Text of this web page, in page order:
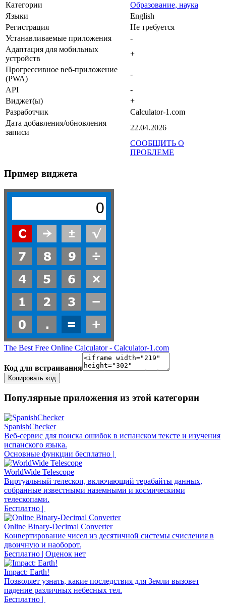
Категории
Образование, наука
Языки
English
Регистрация
Не требуется
Устанавливаемые приложения
-
Адаптация для мобильных
устройств
+
Прогрессивное веб-приложение
(PWA)
-
API
-
Виджет(ы)
+
Разработчик
Calculator-1.com
Дата добавления/обновления
записи
22.04.2026
СООБЩИТЬ О
ПРОБЛЕМЕ
Пример виджета
The Best Free Online Calculator - Calculator-1.com
Код для встраивания
Копировать код
Популярные приложения из этой категории
SpanishChecker
Веб-сервис для поиска ошибок в испанском тексте и изучения
испанского языка.
Основные функции бесплатно |
WorldWide Telescope
Виртуальный телескоп, включающий терабайты данных,
собранные известными наземными и космическими
телескопами.
Бесплатно |
Online Binary-Decimal Converter
Конвертирование чисел из десятичной системы счисления в
двоичную и наоборот.
Бесплатно | Оценок нет
Impact: Earth!
Позволяет узнать, какие последствия для Земли вызовет
падение различных небесных тел.
Бесплатно |